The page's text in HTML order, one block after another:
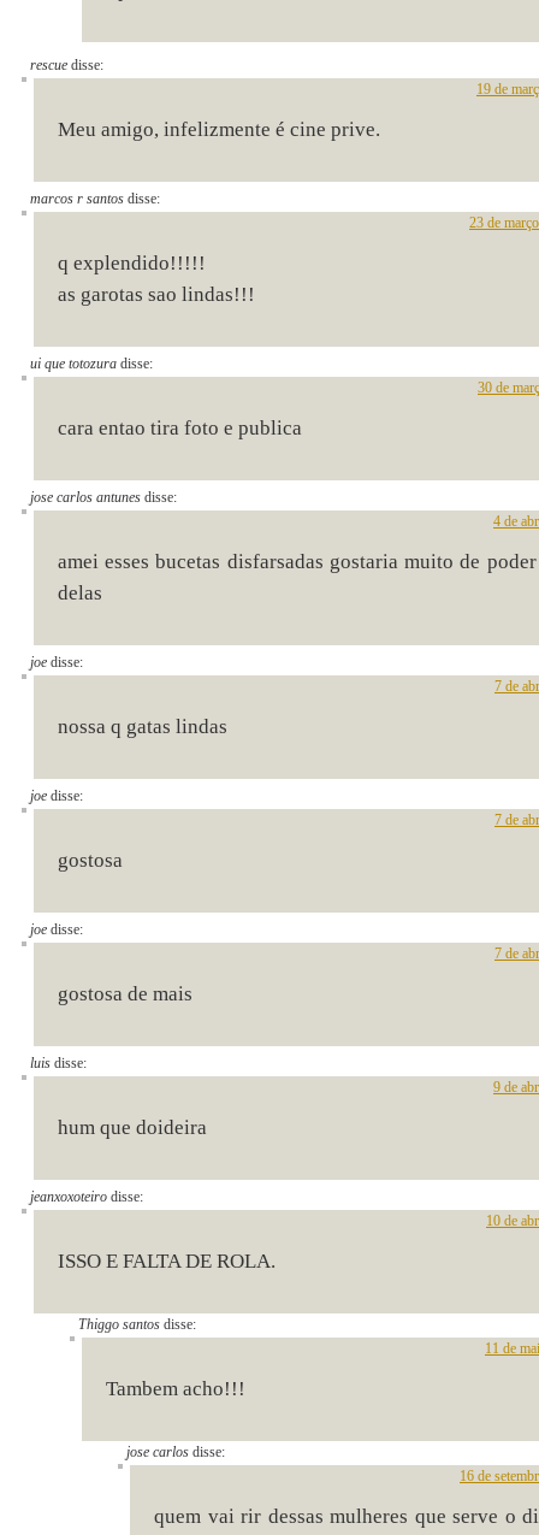
rescue disse:
19 de
Meu amigo, infelizmente é cine prive.
marcos r santos disse:
23 de
q explendido!!!!!
as garotas sao lindas!!!
ui que totozura disse:
30 de
cara entao tira foto e publica
jose carlos antunes disse:
4 de
amei esses bucetas disfarsadas gostaria muito de
delas
joe disse:
7 de
nossa q gatas lindas
joe disse:
7 de
gostosa
joe disse:
7 de
gostosa de mais
luis disse:
9 de
hum que doideira
jeanxoxoteiro disse:
10 de
ISSO E FALTA DE ROLA.
Thiggo santos disse:
11 de
Tambem acho!!!
jose carlos disse:
16 de
quem vai rir dessas mulheres que serve o